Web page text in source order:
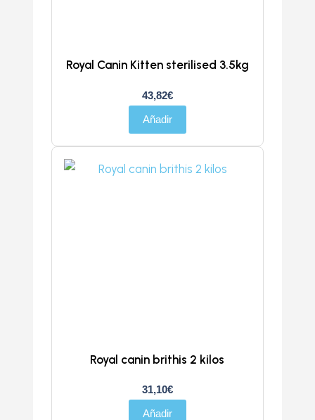
Royal Canin Kitten sterilised 3.5kg
43,82€
Añadir
Royal canin brithis 2 kilos
31,10€
Añadir